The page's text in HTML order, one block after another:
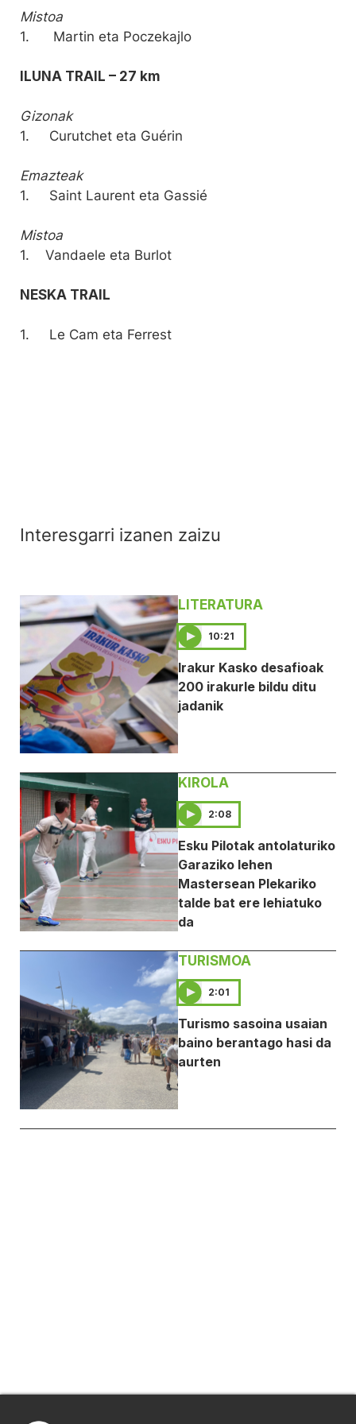
Mistoa
1. Martin eta Poczekajlo
ILUNA TRAIL – 27 km
Gizonak
1. Curutchet eta Guérin
Emazteak
1. Saint Laurent eta Gassié
Mistoa
1. Vandaele eta Burlot
NESKA TRAIL
1. Le Cam eta Ferrest
Interesgarri izanen zaizu
LITERATURA
10:21
Irakur Kasko desafioak
200 irakurle bildu ditu
jadanik
KIROLA
2:08
Esku Pilotak antolaturiko
Garaziko lehen
Mastersean Plekariko
talde bat ere lehiatuko
da
TURISMOA
2:01
Turismo sasoina usaian
baino berantago hasi da
aurten